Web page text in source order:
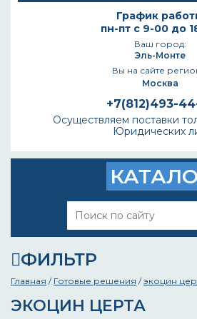
График
пн-пт с 9-00 до
Ваш город:
Эль-Монте
Вы на сайте
Москва
+7(812)493-
Осуществляем поставки
Юридических
ФИЛЬТР
Главная / Готовые решения /экоцин
ЭКОЦИН ЦЕРТА